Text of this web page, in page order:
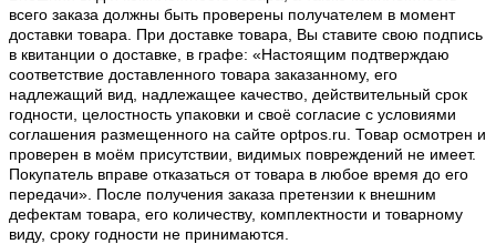
всего заказа должны быть проверены получателем в момент
доставки товара. При доставке товара, Вы ставите свою подпись
в квитанции о доставке, в графе: «Настоящим подтверждаю
соответствие доставленного товара заказанному, его
надлежащий вид, надлежащее качество, действительный срок
годности, целостность упаковки и своё согласие с условиями
соглашения размещенного на сайте optpos.ru. Товар осмотрен и
проверен в моём присутствии, видимых повреждений не имеет.
Покупатель вправе отказаться от товара в любое время до его
передачи». После получения заказа претензии к внешним
дефектам товара, его количеству, комплектности и товарному
виду, сроку годности не принимаются.